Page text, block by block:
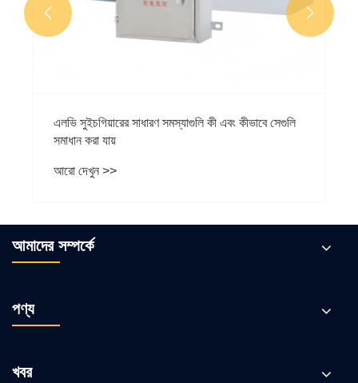
এলভি সুইচগিয়ারের সাধারণ সমস্যাগুলি কী এবং কীভাবে সেগুলি
সমাধান করা যায়
আরো দেখুন >>
 
আমাদের সম্পর্কে
পণ্য
খবর